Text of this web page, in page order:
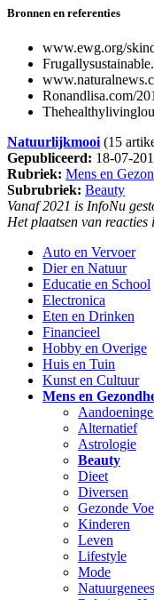
Bronnen en referenties
www.ewg.org/
Ronandlisa.com/
Natuurlijkmooi (15
Gepubliceerd: 18-07-
Rubriek: Mens en
Subrubriek: Beauty
Vanaf 2021 is InfoNu
Het plaatsen van
Auto en Vervoer
Dier en Natuur
Educatie en School
Electronica
Eten en Drinken
Financieel
Hobby en Overige
Huis en Tuin
Kunst en Cultuur
Mens en
Alternatief
Astrologie
Beauty
Dieet
Diversen
Gezonde
Kinderen
Leven
Lifestyle
Mode